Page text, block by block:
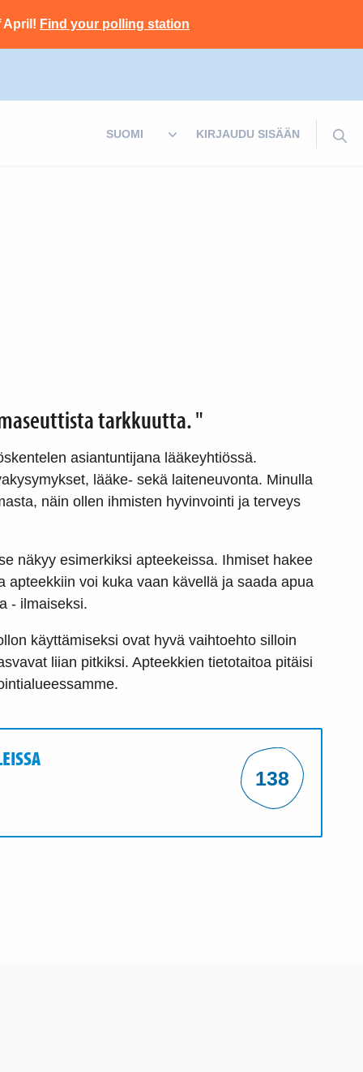
April! Find your polling station
KIRJAUDU SISÄÄN
tarkkuutta. "
asiantuntijana lääkeyhtiössä.
lääke- sekä laiteneuvonta. Minulla
näin ollen ihmisten hyvinvointi ja terveys
näkyy esimerkiksi apteekeissa. Ihmiset hakee
apteekkiin voi kuka vaan kävellä ja saada apua
- ilmaiseksi.
käyttämiseksi ovat hyvä vaihtoehto silloin
liian pitkiksi. Apteekkien tietotaitoa pitäisi
138